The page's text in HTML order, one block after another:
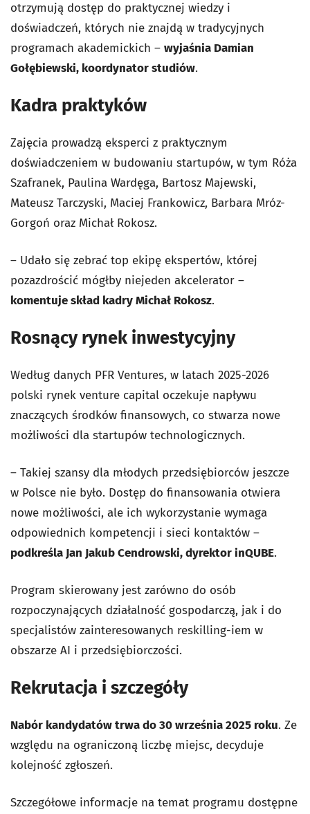
otrzymują dostęp do praktycznej wiedzy i
doświadczeń, których nie znajdą w tradycyjnych
programach akademickich – wyjaśnia Damian
Gołębiewski, koordynator studiów.
Kadra praktyków
Zajęcia prowadzą eksperci z praktycznym
doświadczeniem w budowaniu startupów, w tym Róża
Szafranek, Paulina Wardęga, Bartosz Majewski,
Mateusz Tarczyski, Maciej Frankowicz, Barbara Mróz-
Gorgoń oraz Michał Rokosz.
– Udało się zebrać top ekipę ekspertów, której
pozazdrościć mógłby niejeden akcelerator –
komentuje skład kadry Michał Rokosz.
Rosnący rynek inwestycyjny
Według danych PFR Ventures, w latach 2025-2026
polski rynek venture capital oczekuje napływu
znaczących środków finansowych, co stwarza nowe
możliwości dla startupów technologicznych.
– Takiej szansy dla młodych przedsiębiorców jeszcze
w Polsce nie było. Dostęp do finansowania otwiera
nowe możliwości, ale ich wykorzystanie wymaga
odpowiednich kompetencji i sieci kontaktów –
podkreśla Jan Jakub Cendrowski, dyrektor inQUBE.
Program skierowany jest zarówno do osób
rozpoczynających działalność gospodarczą, jak i do
specjalistów zainteresowanych reskilling-iem w
obszarze AI i przedsiębiorczości.
Rekrutacja i szczegóły
Nabór kandydatów trwa do 30 września 2025 roku. Ze
względu na ograniczoną liczbę miejsc, decyduje
kolejność zgłoszeń.
Szczegółowe informacje na temat programu dostępne